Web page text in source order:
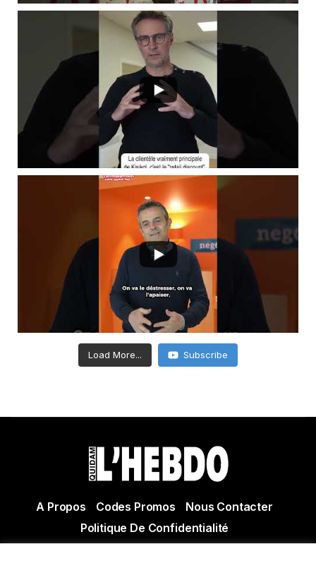
Load More... Subscribe
A Propos Codes Promos
Nous Contacter
Politique De Confidentialité